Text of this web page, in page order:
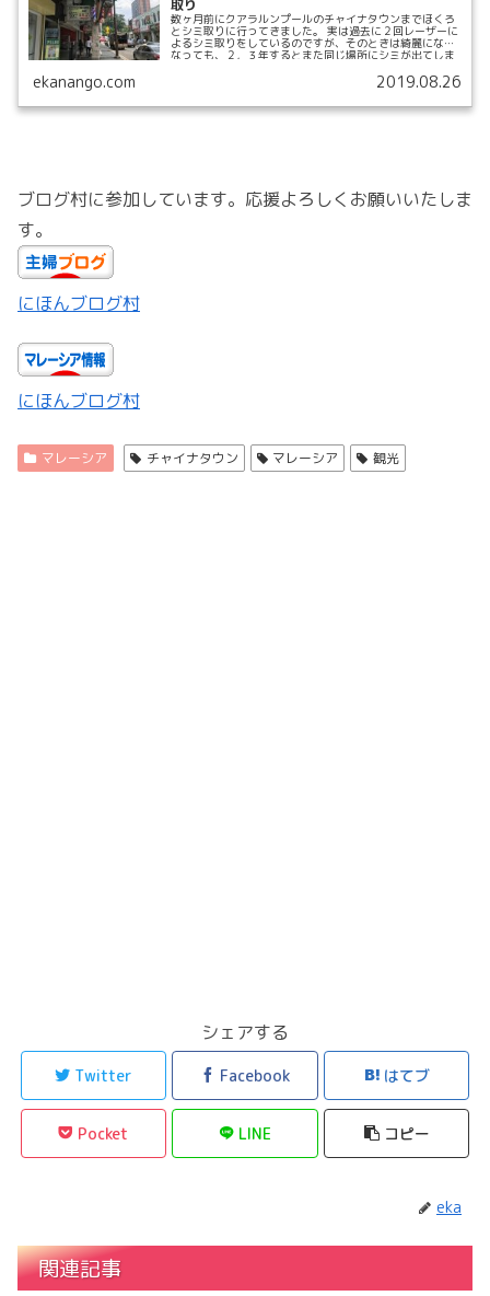
取り
数ヶ月前にクアラルンプールのチャイナタウンまでほくろ
とシミ取りに行ってきました。 実は過去に２回レーザーに
よるシミ取りをしているのですが、そのときは綺麗になく
なっても、２，３年するとまた同じ場所にシミが出てしま
るということで期待を胸に行ってきました。
ekanango.com 2019.08.26
ブログ村に参加しています。応援よろしくお願いいたしま
す。
にほんブログ村
にほんブログ村
マレーシア チャイナタウン マレーシア 観光
シェアする
Twitter Facebook はてブ
Pocket LINE コピー
eka
関連記事